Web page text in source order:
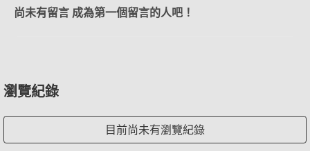
尚未有留言 成為第一個留言的人吧！
瀏覽紀錄
目前尚未有瀏覽紀錄